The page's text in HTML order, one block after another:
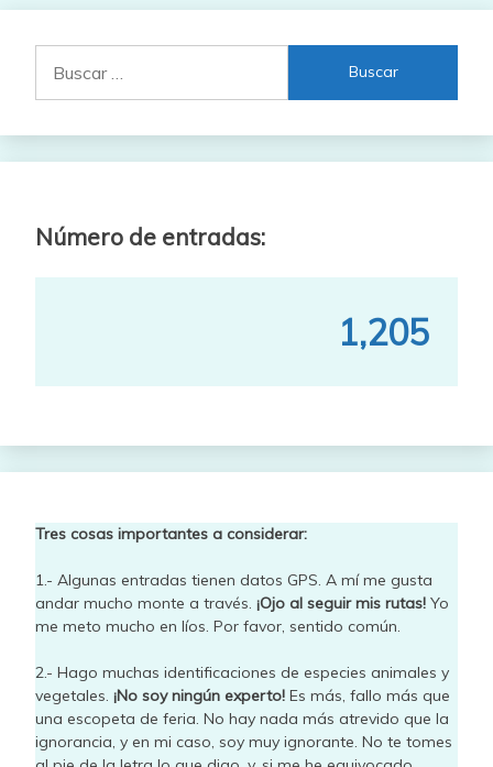
Número de entradas:
1,205
Tres cosas importantes a considerar:
1.- Algunas entradas tienen datos GPS. A mí me gusta
andar mucho monte a través. ¡Ojo al seguir mis rutas! Yo
me meto mucho en líos. Por favor, sentido común.
2.- Hago muchas identificaciones de especies animales y
vegetales. ¡No soy ningún experto! Es más, fallo más que
una escopeta de feria. No hay nada más atrevido que la
ignorancia, y en mi caso, soy muy ignorante. No te tomes